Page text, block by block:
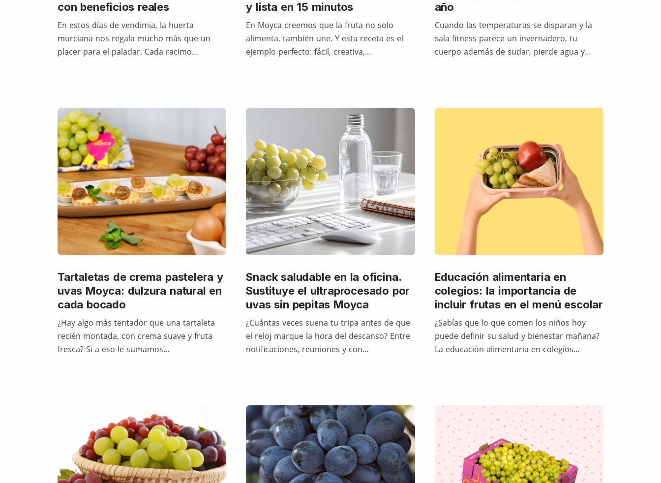
con beneficios reales
En estos días de vendimia, la huerta
murciana nos regala mucho más que un
placer para el paladar. Cada racimo…
y lista en 15 minutos
En Moyca creemos que la fruta no solo
alimenta, también une. Y esta receta es el
ejemplo perfecto: fácil, creativa,…
año
Cuando las temperaturas se disparan y la
sala fitness parece un invernadero, tu
cuerpo además de sudar, pierde agua y…
Tartaletas de crema pastelera y
uvas Moyca: dulzura natural en
cada bocado
¿Hay algo más tentador que una tartaleta
recién montada, con crema suave y fruta
fresca? Si a eso le sumamos…
Snack saludable en la oficina.
Sustituye el ultraprocesado por
uvas sin pepitas Moyca
¿Cuántas veces suena tu tripa antes de que
el reloj marque la hora del descanso? Entre
notificaciones, reuniones y con…
Educación alimentaria en
colegios: la importancia de
incluir frutas en el menú escolar
¿Sabías que lo que comen los niños hoy
puede definir su salud y bienestar mañana?
La educación alimentaria en colegios…